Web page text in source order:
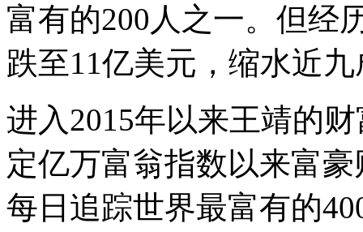
富有的200人之一。但经
跌至11亿美元，缩水近
进入2015年以来王靖的
定亿万富翁指数以来富
每日追踪世界最富有的